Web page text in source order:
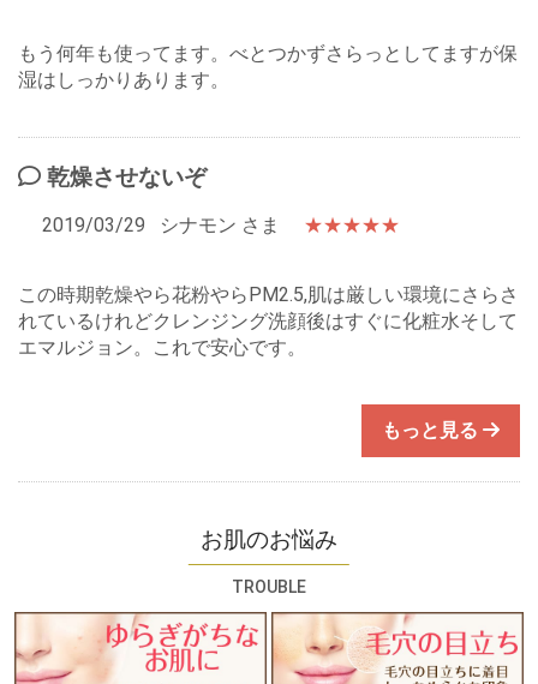
もう何年も使ってます。べとつかずさらっとしてますが保
湿はしっかりあります。
乾燥させないぞ
2019/03/29 シナモン さま ★★★★★
この時期乾燥やら花粉やらPM2.5,肌は厳しい環境にさらさ
れているけれどクレンジング洗顔後はすぐに化粧水そして
エマルジョン。これで安心です。
もっと見る
お肌のお悩み
TROUBLE